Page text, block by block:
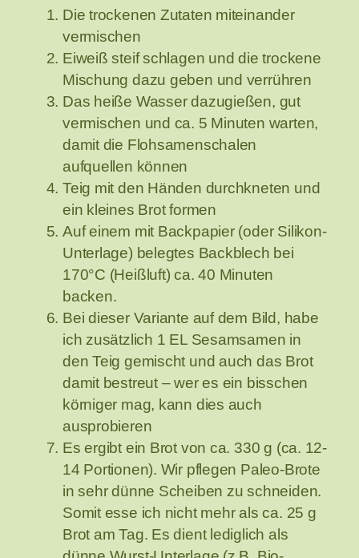
Die trockenen Zutaten miteinander
vermischen
Eiweiß steif schlagen und die trockene
Mischung dazu geben und verrühren
Das heiße Wasser dazugießen, gut
vermischen und ca. 5 Minuten warten,
damit die Flohsamenschalen
aufquellen können
Teig mit den Händen durchkneten und
ein kleines Brot formen
Auf einem mit Backpapier (oder Silikon-
Unterlage) belegtes Backblech bei
170°C (Heißluft) ca. 40 Minuten
backen.
Bei dieser Variante auf dem Bild, habe
ich zusätzlich 1 EL Sesamsamen in
den Teig gemischt und auch das Brot
damit bestreut – wer es ein bisschen
körniger mag, kann dies auch
ausprobieren
Es ergibt ein Brot von ca. 330 g (ca. 12-
14 Portionen). Wir pflegen Paleo-Brote
in sehr dünne Scheiben zu schneiden.
Somit esse ich nicht mehr als ca. 25 g
Brot am Tag. Es dient lediglich als